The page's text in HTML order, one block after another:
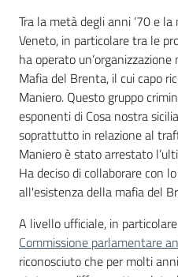
Tra la metà degli anni ‘70 e
Veneto, in particolare tra le
ha operato
Mafia del Brenta, il cui capo
Maniero. Questo gruppo
esponenti di Cosa nostra
soprattutto in relazione al
Maniero è stato arrestato
Ha deciso di collaborare con
all'esistenza della mafia del
A livello ufficiale, in
Commissione parlamentare
riconosciuto che per molti